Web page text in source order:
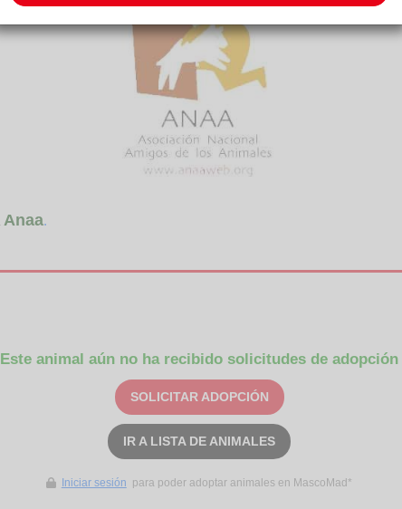
Anaa.
Este animal aún no ha recibido solicitudes de adopción
SOLICITAR ADOPCIÓN
IR A LISTA DE ANIMALES
Iniciar sesión para poder adoptar animales en MascoMad*